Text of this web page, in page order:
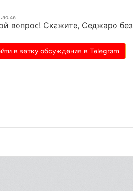
вопрос! Скажите, Седжаро
в ветку обсуждения в Telegram